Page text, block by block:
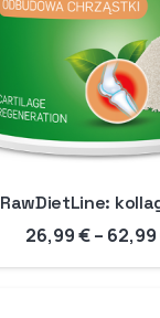
RawDietLine:
26,99€ – 62,99